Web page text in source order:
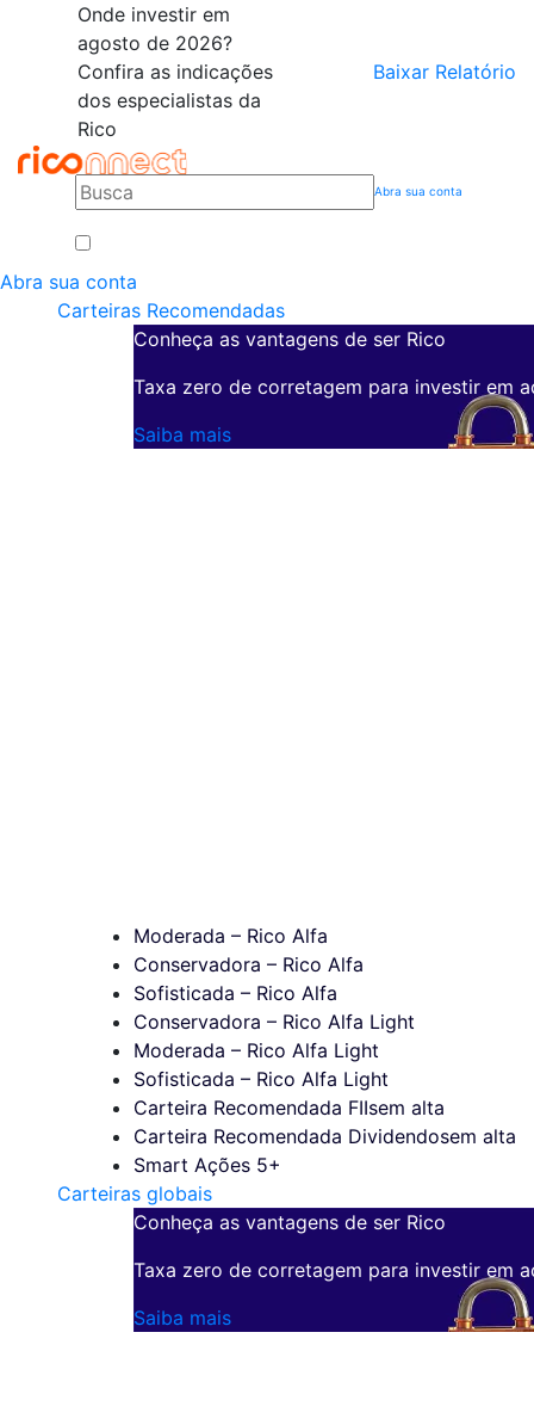
Onde investir em
agosto de 2026?
Confira as indicações
dos especialistas da
Rico
Baixar Relatório
Abra sua conta
Abra sua conta
Carteiras Recomendadas
Conheça as vantagens de ser Rico
Taxa zero de corretagem para investir em
Saiba mais
Moderada – Rico Alfa
Conservadora – Rico Alfa
Sofisticada – Rico Alfa
Conservadora – Rico Alfa Light
Moderada – Rico Alfa Light
Sofisticada – Rico Alfa Light
Carteira Recomendada FIIsem alta
Carteira Recomendada Dividendosem alta
Smart Ações 5+
Carteiras globais
Conheça as vantagens de ser Rico
Taxa zero de corretagem para investir em
Saiba mais